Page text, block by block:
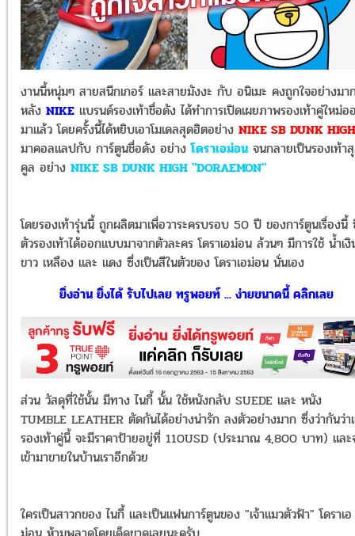
งานนี้หนุ่มๆ สายสนีกเกอร์ และสายมังงะ กับ อนิเมะ คงถูกใจอย่างมา
หลัง NIKE แบรนด์รองเท้าชื่อดัง ได้ทำการเปิดเผยภาพรองเท้าคู่ใหม่อ
มาแล้ว โดยครั้งนี้ได้หยิบเอาโมเดลสุดฮิตอย่าง NIKE SB DUNK HIGH
มาคอลแลปกับ การ์ตูนชื่อดัง อย่างโดราเอม่อน จนกลายเป็นรองเท้า
คูล อย่าง NIKE SB DUNK HIGH "DORAEMON"
โดยรองเท้ารุ่นนี้ ถูกผลิตมาเพื่อวาระครบรอบ 50 ปี ของการ์ตูนเรื่องนี้
ตัวรองเท้าได้ออกแบบมาจากตัวละคร โดราเอม่อน ล้วนๆ มีการใช้ น้ำเ
ขาว เหลือง และ แดง ซึ่งเป็นสีในตัวของ โดราเอม่อน นั่นเอง
ยิ่งอ่าน ยิ่งได้ รับไปเลย ทรูพอยท์ ... ง่ายขนาดนี้ คลิกเลย
ส่วน วัสดุที่ใช้นั้น มีทาง ไนกี้ นั้น ใช้หนังกลับ SUEDE และ หนัง
TUMBLE LEATHER ตัดกันได้อย่างน่ารัก ลงตัวอย่างมาก ซึ่งว่ากันว่า
รองเท้าคู่นี้ จะมีราคาป้ายอยู่ที่ 110USD (ประมาณ 4,800 บาท) และ
เข้ามาขายในบ้านเราอีกด้วย
ใครเป็นสาวกของ ไนกี้ และเป็นแฟนการ์ตูนของ "เจ้าแมวตัวฟ้า" โดราเอ